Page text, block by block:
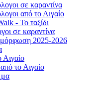
σε καραντίνα
από το Αιγαίο
- Το ταξίδι
σε καραντίνα
2025-2026
το Αιγαίο